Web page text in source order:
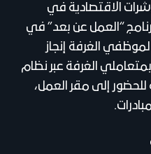
الاقتصادية في
“العمل عن بعد” في
لموظفي الغرفة إنجاز
الغرفة عبر نظام
للحضور إلى مقر العمل،